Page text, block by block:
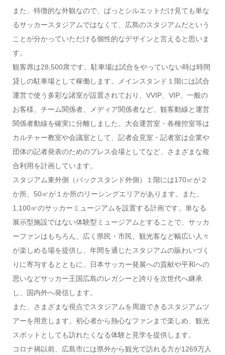
また、特徴的な外観なので、ぱっとシルエットだけ見ても単な
るサッカースタジアムではなくて、広島のスタジアムだという
ことが分かっていただける個性的なデザインと言えると思いま
す。
観客席は28,500席です。駐車場は試合をやっていない時は時間
貸しの駐車場として稼働します。メインスタンド１階には試合
運営で使う多彩な諸室が設置されており、VVIP、VIP、一般の
お客様、チーム関係者、メディア関係者など、観客動線と運営
関係者動線を確実に分離しました。大会運営室・各種控室等は
カルチャー教室や会議室として、記者会見室・記者室は企業や
団体の記者発表のためのプレス会場としてなど、さまざまな複
合利用を計画しています。
スタジアム東外側（バックスタンド外側）１階には170㎡が２
か所、50㎡が１か所のリーシングエリアがあります。また、
1,100㎡のサッカーミュージアムを設置する計画です。単なる
展示型施設ではない体験型ミュージアムとすることで、サッカ
ーファンはもちろん、広く県民・市民、観光客など幅広い人々
が楽しめる場を提供し、年間を通じたスタジアムの賑わいづく
りに寄与するとともに、日本サッカー発展への貢献や平和への
思いなどサッカー王国広島のレガシーと誇りを次世代へ継承
し、国内外へ発信します。
また、さまざまな視点でスタジアムを周遊できるスタジアムツ
アーを用意します。初心者から熱心なファンまで楽しめ、観光
スポットとしても訪れたくなる体験と見学を提供します。
コロナ禍以前、広島市には県外から観光で訪れる方が1269万人